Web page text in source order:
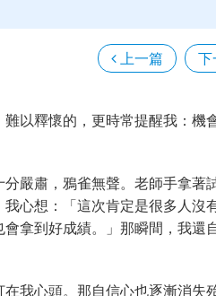
上一篇 下
以釋懷的，更時常提醒我：機
嚴肅，鴉雀無聲。老師手拿著
心想：「這次肯定是很多人沒
拿到好成績。」那瞬間，我還
我心頭。那自信心也逐漸消失